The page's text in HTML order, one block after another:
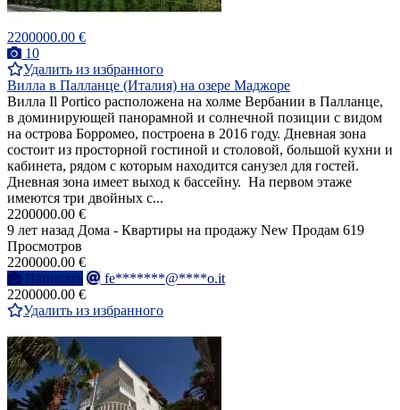
2200000.00 €
10
Удалить из избранного
Вилла в Палланце (Италия) на озере Маджоре
Вилла Il Portico расположена на холме Вербании в Палланце,
в доминирующей панорамной и солнечной позиции с видом
на острова Борромео, построена в 2016 году. Дневная зона
состоит из просторной гостиной и столовой, большой кухни и
кабинета, рядом с которым находится санузел для гостей.
Дневная зона имеет выход к бассейну. На первом этаже
имеются три двойных с...
2200000.00 €
9 лет назад Дома - Квартиры на продажу New Продам 619
Просмотров
2200000.00 €
Написать
fe*******@****o.it
2200000.00 €
Удалить из избранного